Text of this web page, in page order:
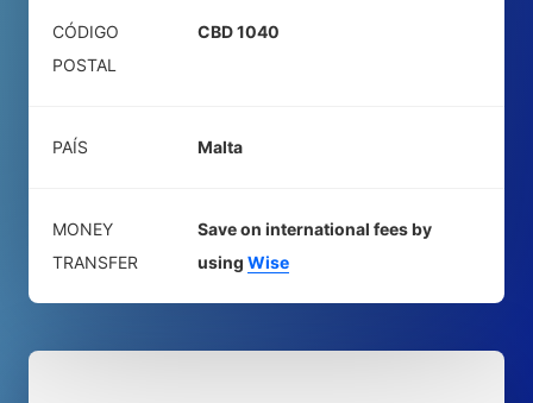
CÓDIGO
POSTAL
CBD 1040
PAÍS Malta
MONEY
TRANSFER
Save on international fees by
using Wise